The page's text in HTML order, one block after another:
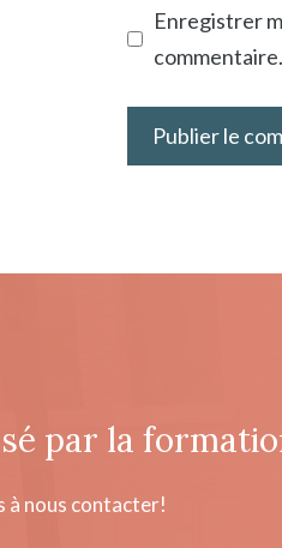
Enregistrer
commentaire.
par la
à nous contacter!